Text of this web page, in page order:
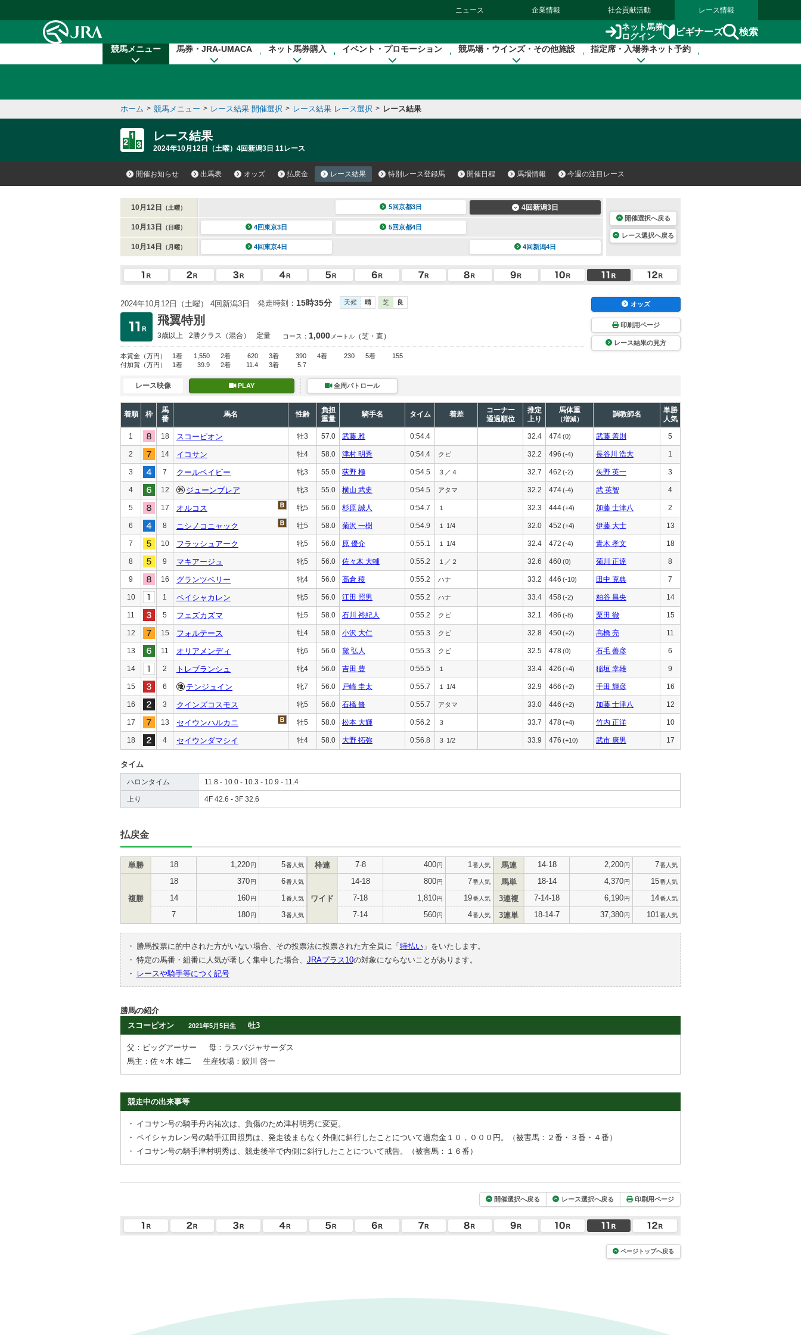
ニュース 企業情報 社会貢献活動 レース情報
ネット馬券
ログイン
ビギナーズ 検索
競馬メニュー 馬券・JRA-UMACA ネット馬券購入 イベント・プロモーション 競馬場・ウインズ・その他施設 指定席・入場券ネット予約
ホーム > 競馬メニュー > レース結果 開催選択 > レース結果 レース選択 > レース結果
レース結果
2024年10月12日（土曜）4回新潟3日 11レース
開催お知らせ 出馬表 オッズ 払戻金 レース結果 特別レース登録馬 開催日程 馬場情報 今週の注目レース
10月12日 （土曜） 5回京都3日 4回新潟3日
10月13日 （日曜） 4回東京3日 5回京都4日
10月14日 （月曜） 4回東京4日 4回新潟4日
開催選択へ戻る
レース選択へ戻る
2024年10月12日（土曜） 4回新潟3日 発走時刻： 15時35分 天候 晴 芝 良
飛翼特別
3歳以上 2勝クラス （混合） 定量 コース： 1,000 メートル （芝・直）
本賞金 （万円） 1着 1,550 2着 620 3着 390 4着 230 5着
155
付加賞 （万円） 1着 39.9 2着 11.4 3着 5.7
オッズ
印刷用ページ
レース結果の見方
レース映像 PLAY 全周パトロール
着順 枠
馬
番
馬名 性齢
負担
重量
騎手名 タイム 着差
コーナー
通過順位
推定
上り
馬体重
（増減）
調教師名
単勝
人気
1 18 スコーピオン 牡3 57.0 武藤 雅 0:54.4 32.4 474(0) 武藤 善則 5
2 14 イコサン 牡4 58.0 津村 明秀 0:54.4 クビ 32.2 496 (-4) 長谷川 浩大 1
3 7 クールベイビー 牝3 55.0 荻野 極 0:54.5 ３／４ 32.7 462 (-2) 矢野 英一 3
4 12 ジューンブレア 牝3 55.0 横山 武史 0:54.5 アタマ 32.2 474(-4) 武 英智 4
5 17 オルコス 牝5 56.0 杉原 誠人 0:54.7 １ 32.3 444(+4) 加藤 士津八 2
6 8 ニシノコニャック 牡5 58.0 菊沢 一樹 0:54.9 １ 1/4 32.0 452 (+4) 伊藤 大士 13
7 10 フラッシュアーク 牝5 56.0 原 優介 0:55.1 １ 1/4 32.4 472 (-4) 青木 孝文 18
8 9 マキアージュ 牝5 56.0 佐々木 大輔 0:55.2 １／２ 32.6 460(0) 菊川 正達 8
9 16 グランツベリー 牝4 56.0 高倉 稜 0:55.2 ハナ 33.2 446 (-10) 田中 克典 7
10 1 ペイシャカレン 牝5 56.0 江田 照男 0:55.2 ハナ 33.4 458 (-2) 粕谷 昌央 14
11 5 フェズカズマ 牡5 58.0 石川 裕紀人 0:55.2 クビ 32.1 486 (-8) 栗田 徹 15
12 15 フォルテース 牡4 58.0 小沢 大仁 0:55.3 クビ 32.8 450(+2) 高橋 亮 11
13 11 オリアメンディ 牝6 56.0 黛 弘人 0:55.3 クビ 32.5 478(0) 石毛 善彦 6
14 2 トレブランシュ 牝4 56.0 吉田 豊 0:55.5 １ 33.4 426 (+4) 稲垣 幸雄 9
15 6 テンジュイン 牝7 56.0 戸崎 圭太 0:55.7 １ 1/4 32.9 466 (+2) 千田 輝彦 16
16 3 クインズコスモス 牝5 56.0 石橋 脩 0:55.7 アタマ 33.0 446 (+2) 加藤 士津八 12
17 13 セイウンハルカニ 牡5 58.0 松本 大輝 0:56.2 ３ 33.7 478(+4) 竹内 正洋 10
18 4 セイウンダマシイ 牡4 58.0 大野 拓弥 0:56.8 ３ 1/2 33.9 476 (+10) 武市 康男 17
タイム
ハロンタイム 11.8 - 10.0 - 10.3 - 10.9 - 11.4
上り 4F 42.6 - 3F 32.6
払戻金
単勝 18 1,220円 5番人気
複勝
18 370円 6番人気
14 160円 1 番人気
7 180円 3番人気
枠連 7-8 400円 1 番人気
ワイド
14-18 800円 7番人気
7-18 1,810円 19番人気
7-14 560円 4番人気
馬連 14-18 2,200円 7番人気
馬単 18-14 4,370円 15番人気
3連複 7-14-18 6,190円 14番人気
3連単 18-14-7 37,380円 101 番人気
・ 勝馬投票に的中された方がいない場合、その投票法に投票された方全員に「 特払い」をいたします。
・ 特定の馬番・組番に人気が著しく集中した場合、 JRAプラス10の対象にならないことがあります。
・
レースや騎手等につく記号
勝馬の紹介
スコーピオン
2021年5月5日生 牡3
父：ビッグアーサー
母：ラスパジャサーダス
馬主：佐々木 雄二
生産牧場：鮫川 啓一
競走中の出来事等
・ イコサン号の騎手丹内祐次は、負傷のため津村明秀に変更。
・ ペイシャカレン号の騎手江田照男は、発走後まもなく外側に斜行したことについて過怠金１０，０００円。（被害馬：２番・３番・４番）
・ イコサン号の騎手津村明秀は、競走後半で内側に斜行したことについて戒告。（被害馬：１６番）
開催選択へ戻る レース選択へ戻る 印刷用ページ
ページトップへ戻る